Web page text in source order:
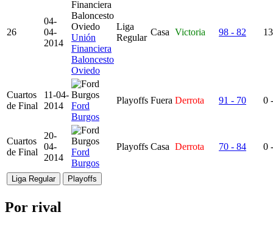
26
04-
04-
2014
Unión
Financiera
Baloncesto
Oviedo
Liga
Regular
Casa Victoria 98 - 82
Cuartos
de Final
11-04-
2014
Ford
Burgos
Playoffs Fuera Derrota 91 - 70 0
Cuartos
de Final
20-
04-
2014
Ford
Burgos
Playoffs Casa Derrota 70 - 84 0
Liga Regular Playoffs
Por rival